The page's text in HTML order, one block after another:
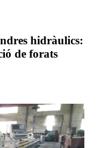
hidràulics:
de forats